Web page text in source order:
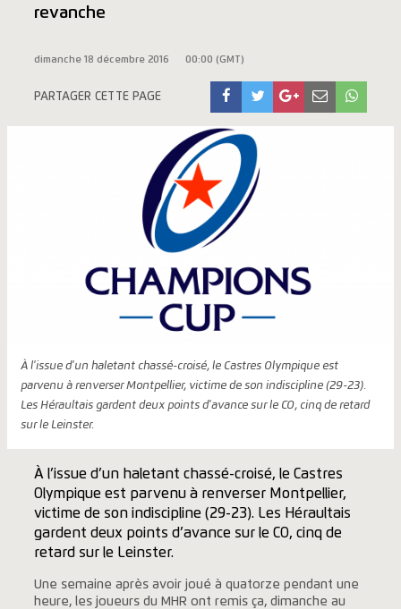
revanche
dimanche 18 décembre 2016 00:00 (GMT)
PARTAGER CETTE PAGE
À l'issue d'un haletant chassé-croisé, le Castres Olympique est
parvenu à renverser Montpellier, victime de son indiscipline (29-23).
Les Héraultais gardent deux points d'avance sur le CO, cinq de retard
sur le Leinster.
À l’issue d’un haletant chassé-croisé, le Castres
Olympique est parvenu à renverser Montpellier,
victime de son indiscipline (29-23). Les Héraultais
gardent deux points d’avance sur le CO, cinq de
retard sur le Leinster.
Une semaine après avoir joué à quatorze pendant une
heure, les joueurs du MHR ont remis ça, dimanche au